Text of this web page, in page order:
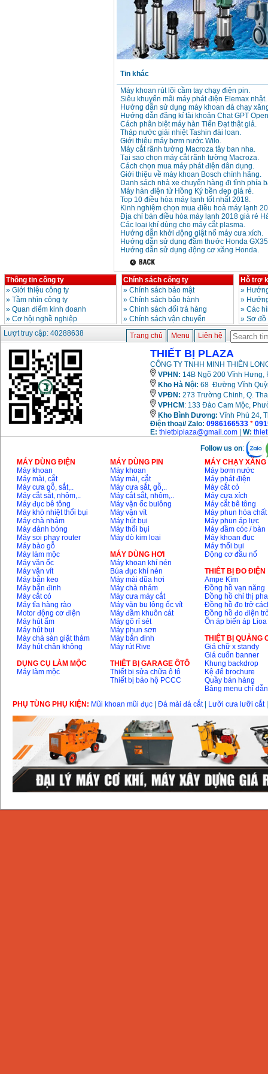
Tin khác
Máy khoan rút lõi cầm tay chạy điện pin.
Siêu khuyến mãi máy phát điện Elemax nhật.
Hướng dẫn sử dụng máy khoan đá chạy
Hướng dẫn đăng kí tài khoản Chat GPT
Cách phân biệt máy hàn Tiến Đạt thật giả.
Tháp nước giải nhiệt Tashin đài loan.
Giới thiệu máy bơm nước Wilo.
Máy cắt rãnh tường Macroza tây ban nha.
Tại sao chọn máy cắt rãnh tường Macroza.
Cách chọn mua máy phát điện dân dụng.
Giới thiệu về máy khoan Bosch chính hãng.
Danh sách nhà xe chuyển hàng đi tỉnh phía
Máy hàn điện tử Hồng Ký bền đẹp giá rẻ.
Top 10 điều hòa máy lạnh tốt nhất 2018.
Kinh nghiệm chọn mua điều hoà máy lạnh
Địa chỉ bán điều hòa máy lạnh 2018 giá rẻ
Các loại khí dùng cho máy cắt plasma.
Hướng dẫn khởi động giật nổ máy cưa xích.
Hướng dẫn sử dụng đầm thước Honda
Hướng dẫn sử dụng động cơ xăng Honda.
Thông tin công ty
» Giới thiệu công ty
» Tầm nhìn công ty
» Quan điểm kinh doanh
» Cơ hội nghề nghiệp
Chính sách công ty
» Chính sách bảo mật
» Chính sách bảo hành
» Chinh sách đổi trả hàng
» Chính sách vận chuyển
Hỗ trợ
»
»
» Các
» Sơ
Lượt truy cập: 40288638
Trang chủ Menu Liên hệ
THIẾT BỊ PLAZA
CÔNG TY TNHH MINH THIÊN
VPHN: 14B Ngõ 200 Vĩnh Hưng,
Kho Hà Nội: 68 Đường Vĩnh
VPĐN: 273 Trường Chinh, Q.
VPHCM : 133 Đào Cam Mộc,
Kho Bình Dương: Vĩnh Phú 24,
Điện thoại/ Zalo: 0986166533 *
E: thietbiplaza@gmail.com W:
Follow us on:
MÁY DÙNG ĐIỆN
Máy khoan
Máy mài, cắt
Máy cưa gỗ, sắt,..
Máy cắt sắt, nhôm,..
Máy đục bê tông
Máy khò nhiệt thổi bụi
Máy chà nhám
Máy đánh bóng
Máy soi phay router
Máy bào gỗ
Máy làm mộc
Máy vặn ốc
Máy vặn vít
Máy bắn keo
Máy bắn đinh
Máy cắt cỏ
Máy tỉa hàng rào
Motor động cơ điện
Máy hút ẩm
Máy hút bụi
Máy chà sàn giặt thảm
Máy hút chân không
DỤNG CỤ LÀM MỘC
Máy làm mộc
MÁY DÙNG PIN
Máy khoan
Máy mài, cắt
Máy cưa sắt, gỗ,..
Máy cắt sắt, nhôm,..
Máy vặn ốc bulông
Máy vặn vít
Máy hút bụi
Máy thổi bụi
Máy dò kim loại
MÁY DÙNG HƠI
Máy khoan khí nén
Búa đục khí nén
Máy mài dũa hơi
Máy chà nhám
Máy cưa máy cắt
Máy vặn bu lông ốc vít
Máy đầm khuôn cát
Máy gõ rỉ sét
Máy phun sơn
Máy bắn đinh
Máy rút Rive
THIÊT BỊ GARAGE ÔTÔ
Thiết bị sửa chữa ô tô
Thiết bị bảo hộ PCCC
MÁY CHẠY
Máy bơm nước
Máy phát điện
Máy cắt cỏ
Máy cưa xích
Máy cắt bê tông
Máy phun hóa chất
Máy phun áp lực
Máy đầm cóc / bàn
Máy khoan đục
Máy thổi bụi
Động cơ đầu nổ
THIÊT BỊ ĐO ĐIỆN
Ampe Kìm
Đồng hồ vạn năng
Đồng hồ chỉ thị pha
Đồng hồ đo trở
Đồng hồ đo điện
Ổn áp biến áp Lioa
THIỆT BỊ QUẢNG
Giá chữ x standy
Giá cuốn banner
Khung backdrop
Kệ để brochure
Quầy bán hàng
Bảng menu chỉ dẫn
PHỤ TÙNG PHỤ KIỆN: Mũi khoan mũi đục Đá mài đá cắt| Lưỡi cưa lưỡi cắt